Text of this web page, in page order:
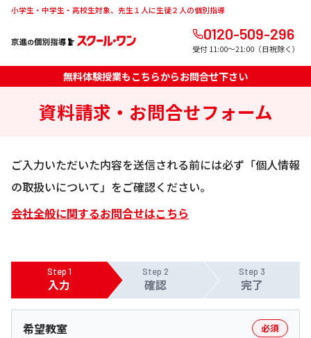
小学生・中学生・高校生対象、先生１人に生徒２人の個別指導
0120-509-296
受付 11:00～21:00（日祝除く）
資料請求・お問合せフォーム
無料体験授業もこちらからお問合せ下さい
ご入力いただいた内容を送信される前には必ず「個人情報
の取扱いについて」をご確認ください。
会社全般に関するお問合せはこちら
Step 1
入力
Step 2
確認
Step 3
完了
希望教室 必須